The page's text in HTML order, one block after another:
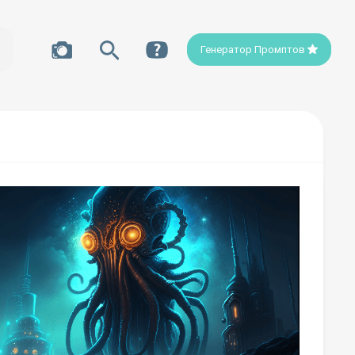
Генератор Промптов